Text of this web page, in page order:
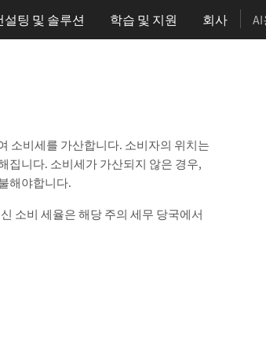
설팅 및 솔루션 학습 및 지원 회사
소비세를 가산합니다. 소비자의 위치는
집니다. 소비세가 가산되지 않은 경우,
해야합니다.
소비 세율은 해당 주의 세무 당국에서